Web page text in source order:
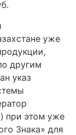
уже
другим
указ
при этом уже
Знака» для